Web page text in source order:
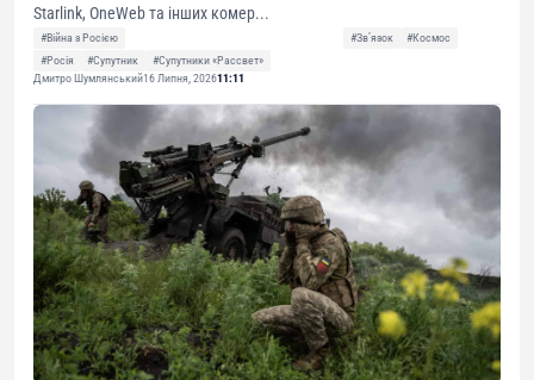
Starlink, OneWeb та інших комер...
#Війна з Росією #Звʼязок
#Космос
#Росія
#Супутник
#Супутники «Рассвет»
Дмитро Шумлянський16 Липня, 202611:11